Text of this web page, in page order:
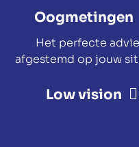
Oogmetingen
Het perfecte
afgestemd op jouw
Low vision